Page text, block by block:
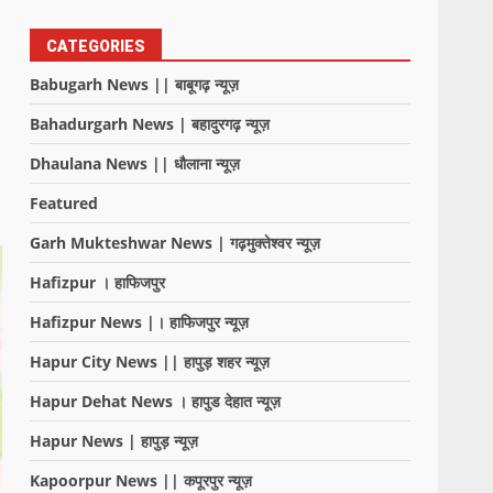
CATEGORIES
Babugarh News || बाबूगढ़ न्यूज़
Bahadurgarh News | बहादुरगढ़ न्यूज़
Dhaulana News || धौलाना न्यूज़
Featured
Garh Mukteshwar News | गढ़मुक्तेश्वर न्यूज़
Hafizpur । हाफिजपुर
Hafizpur News |। हाफिजपुर न्यूज़
Hapur City News || हापुड़ शहर न्यूज़
Hapur Dehat News । हापुड देहात न्यूज़
Hapur News | हापुड़ न्यूज़
Kapoorpur News || कपूरपुर न्यूज़